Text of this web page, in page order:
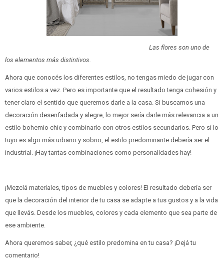
Las flores son uno de
los elementos más distintivos.
Ahora que conocés los diferentes estilos, no tengas miedo de jugar con
varios estilos a vez. Pero es importante que el resultado tenga cohesión y
tener claro el sentido que queremos darle a la casa. Si buscamos una
decoración desenfadada y alegre, lo mejor sería darle más relevancia a un
estilo bohemio chic y combinarlo con otros estilos secundarios. Pero si lo
tuyo es algo más urbano y sobrio, el estilo predominante debería ser el
industrial. ¡Hay tantas combinaciones como personalidades hay!
¡Mezclá materiales, tipos de muebles y colores! El resultado debería ser
que la decoración del interior de tu casa se adapte a tus gustos y a la vida
que llevás. Desde los muebles, colores y cada elemento que sea parte de
ese ambiente.
Ahora queremos saber, ¿qué estilo predomina en tu casa? ¡Dejá tu
comentario!